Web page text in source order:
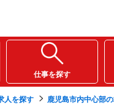
仕事を探す
人を探す 鹿児島市内中心部